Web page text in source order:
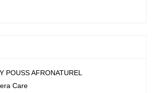
POUSS AFRONATUREL
Care